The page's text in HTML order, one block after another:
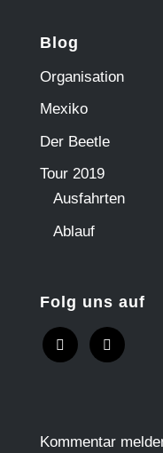
Blog
Organisation
Mexiko
Der Beetle
Tour 2019
Ausfahrten
Ablauf
Folg uns auf
Kommentar